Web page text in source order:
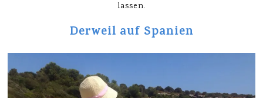
lassen.
Derweil auf Spanien